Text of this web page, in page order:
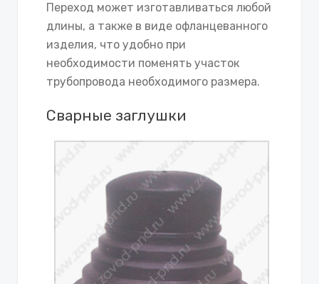
Переход может изготавливаться любой
длины, а также в виде офланцеванного
изделия, что удобно при
необходимости поменять участок
трубопровода необходимого размера.
Сварные заглушки